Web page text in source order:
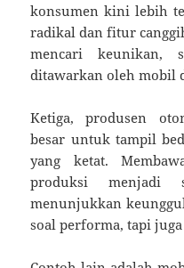
konsumen kini lebih
radikal dan fitur
mencari keunikan,
ditawarkan oleh mobil
Ketiga, produsen
besar untuk tampil
yang ketat.
produksi menjadi
menunjukkan
soal performa, tapi